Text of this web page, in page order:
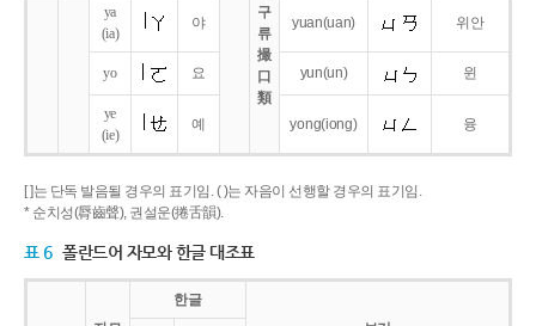
구
류
撮
口
類
ya
(ia)
야 yuan(uan) 위안
yo 요 yun(un) 윈
ye
(ie)
예 yong(iong) 융
[ ]는 단독 발음될 경우의 표기임. ( )는 자음이 선행할 경우의 표기임.
* 순치성(脣齒聲), 권설운(捲舌韻).
표 6 폴란드어 자모와 한글 대조표
한글